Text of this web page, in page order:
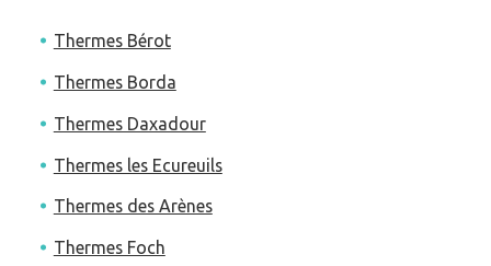
Thermes Bérot
Thermes Borda
Thermes Daxadour
Thermes les Ecureuils
Thermes des Arènes
Thermes Foch